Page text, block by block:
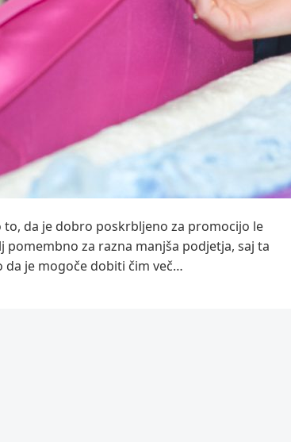
da je dobro poskrbljeno za promocijo le
pomembno za razna manjša podjetja, saj ta
je mogoče dobiti čim več…